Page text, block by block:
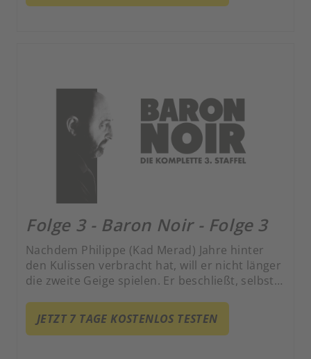
Folge 3 - Baron Noir - Folge 3
Nachdem Philippe (Kad Merad) Jahre hinter
den Kulissen verbracht hat, will er nicht länger
die zweite Geige spielen. Er beschließt, selbst
JETZT 7 TAGE KOSTENLOS TESTEN